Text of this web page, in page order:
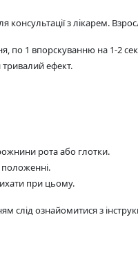
з лікарем.
по 1 впорскуванню на 1-2
тривалий ефект.
рота або глотки.
при цьому.
слід ознайомитися з